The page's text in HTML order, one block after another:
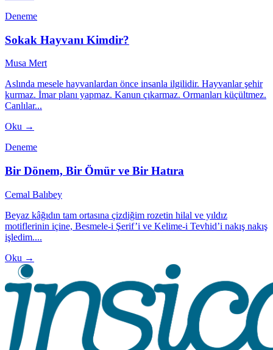
Deneme
Sokak Hayvanı Kimdir?
Musa Mert
Aslında mesele hayvanlardan önce insanla ilgilidir. Hayvanlar şehir
kurmaz. İmar planı yapmaz. Kanun çıkarmaz. Ormanları küçültmez.
Canlılar...
Oku →
Deneme
Bir Dönem, Bir Ömür ve Bir Hatıra
Cemal Balıbey
Beyaz kâğıdın tam ortasına çizdiğim rozetin hilal ve yıldız
motiflerinin içine, Besmele-i Şerif’i ve Kelime-i Tevhid’i nakış nakış
işledim....
Oku →